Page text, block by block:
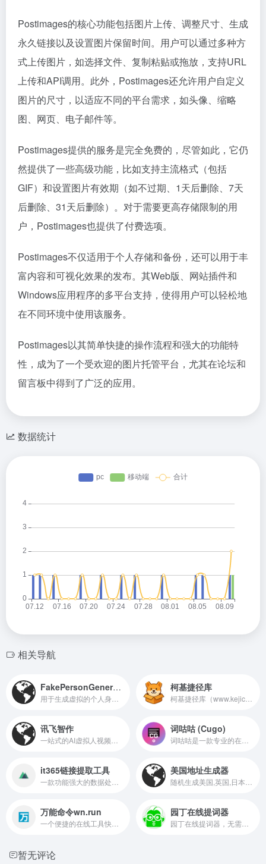
Postimages的核心功能包括图片上传、调整尺寸、生成
永久链接以及设置图片保留时间。用户可以通过多种方
式上传图片，如选择文件、复制粘贴或拖放，支持URL
上传和API调用。此外，Postimages还允许用户自定义
图片的尺寸，以适应不同的平台需求，如头像、缩略
图、网页、电子邮件等。
Postimages提供的服务是完全免费的，尽管如此，它仍
然提供了一些高级功能，比如支持主流格式（包括
GIF）和设置图片有效期（如不过期、1天后删除、7天
后删除、31天后删除）。对于需要更高存储限制的用
户，Postimages也提供了付费选项。
Postimages不仅适用于个人存储和备份，还可以用于丰
富内容和可视化效果的发布。其Web版、网站插件和
Windows应用程序的多平台支持，使得用户可以轻松地
在不同环境中使用该服务。
Postimages以其简单快捷的操作流程和强大的功能特
性，成为了一个受欢迎的图片托管平台，尤其在论坛和
留言板中得到了广泛的应用。
数据统计
相关导航
FakePersonGenerator 柯基捷径库
讯飞智作 词咕咕 (Cugo)
it365链接提取工具 美国地址生成器
万能命令wn.run 园丁在线提词器
暂无评论